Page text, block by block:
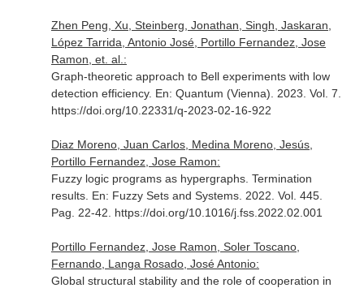
Zhen Peng, Xu, Steinberg, Jonathan, Singh, Jaskaran,
López Tarrida, Antonio José, Portillo Fernandez, Jose
Ramon, et. al.:
Graph-theoretic approach to Bell experiments with low
detection efficiency. En: Quantum (Vienna) . 2023. Vol. 7.
https://doi.org/10.22331/q-2023-02-16-922
Diaz Moreno, Juan Carlos, Medina Moreno, Jesús,
Portillo Fernandez, Jose Ramon:
Fuzzy logic programs as hypergraphs. Termination
results. En: Fuzzy Sets and Systems. 2022. Vol. 445.
Pag. 22-42. https://doi.org/10.1016/j.fss.2022.02.001
Portillo Fernandez, Jose Ramon, Soler Toscano,
Fernando, Langa Rosado, José Antonio:
Global structural stability and the role of cooperation in